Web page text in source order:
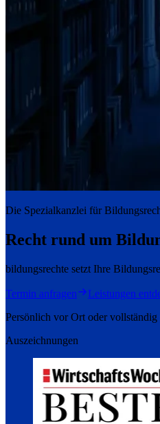
Die Spezialkanzlei für
Recht rund um
bildungsrechte setzt Ihre
Termin anfragen
Leistungen
Persönlich vor Ort oder vollständig
Auszeichnungen